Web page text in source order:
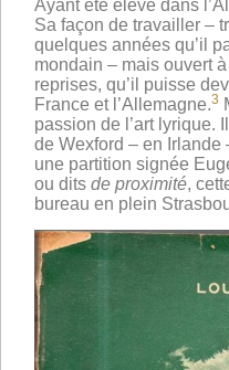
Ayant été élevé dans
Sa façon de travailler –
quelques années qu’il
mondain – mais ouvert
reprises, qu’il puisse
France et l’Allemagne.3
passion de l’art lyrique.
de Wexford – en Irlande
une partition signée
ou dits de proximité,
bureau en plein